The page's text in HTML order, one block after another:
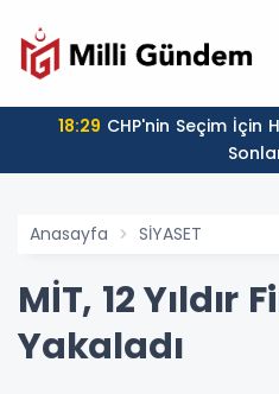
18:29
Anasayfa SİYASET
MİT, 12 Yıldır
Yakaladı